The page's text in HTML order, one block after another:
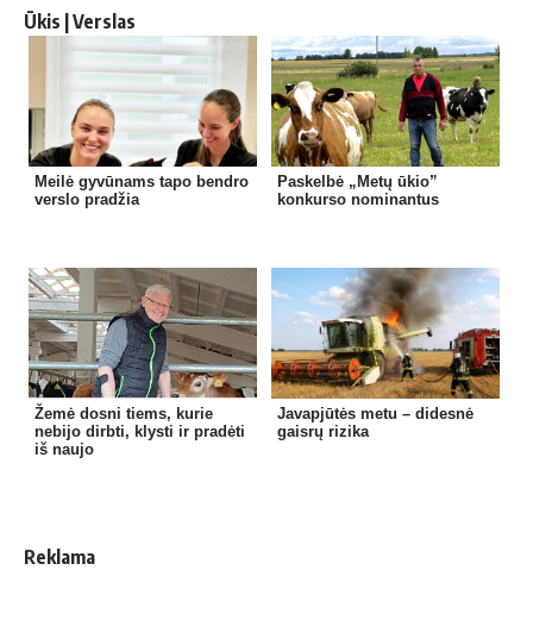
Ūkis | Verslas
Meilė gyvūnams tapo bendro
verslo pradžia
Paskelbė „Metų ūkio”
konkurso nominantus
Žemė dosni tiems, kurie
nebijo dirbti, klysti ir pradėti
iš naujo
Javapjūtės metu – didesnė
gaisrų rizika
Reklama